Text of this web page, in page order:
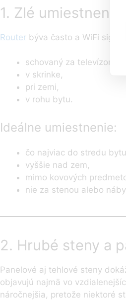
1. Zlé
Router býva často a WiFi
schovaný za televízorom,
v skrinke,
pri zemi,
v rohu bytu.
Ideálne umiestnenie:
čo najviac do stredu
vyššie nad zem,
mimo kovových
nie za stenou alebo
2. Hrubé steny a
Panelové aj tehlové steny
objavujú najmä vo
náročnejšia, pretože niektoré